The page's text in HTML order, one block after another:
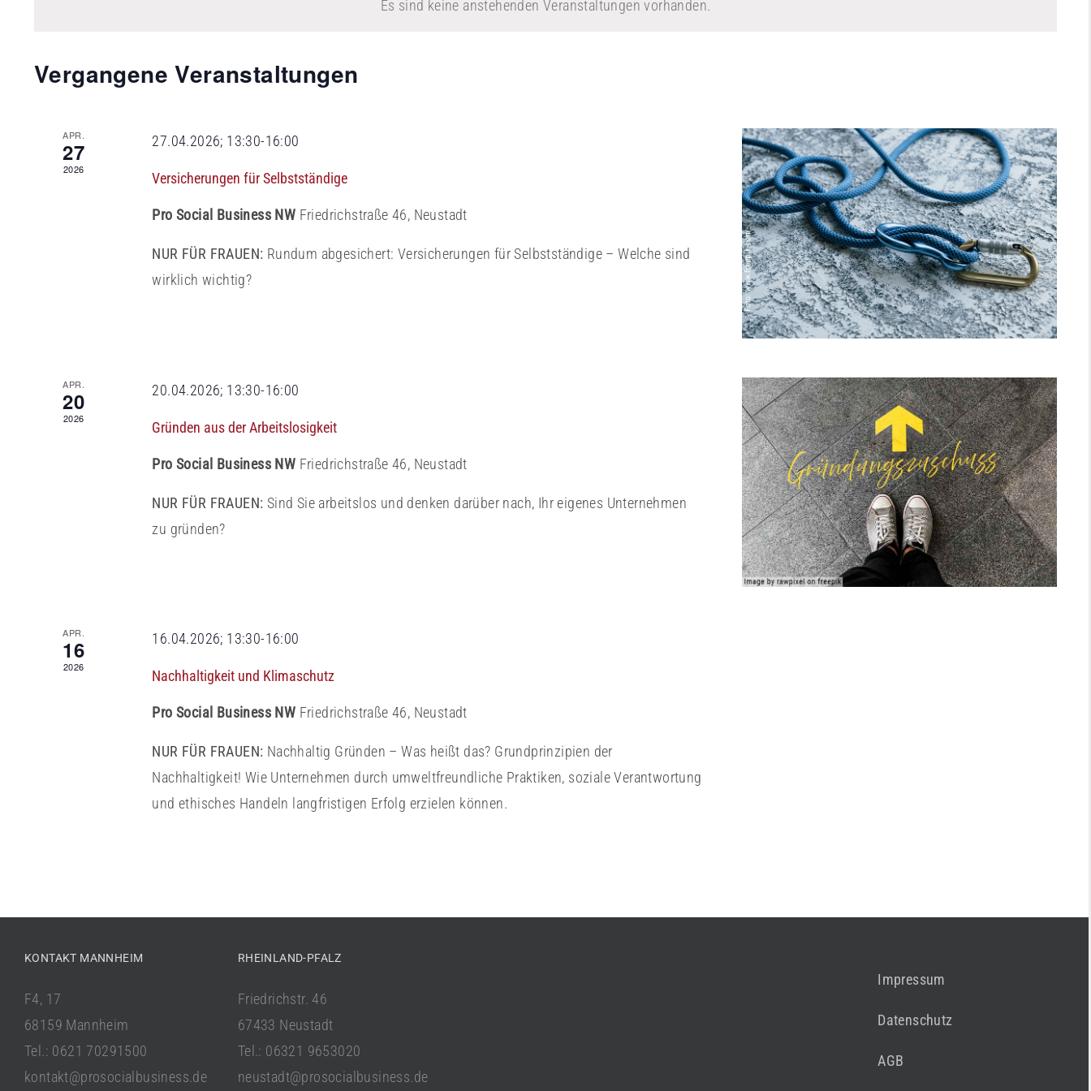
Es sind keine anstehenden Veranstaltungen vorhanden.
Vergangene Veranstaltungen
APR.
27
2026
27.04.2026; 13:30-16:00
Versicherungen für Selbstständige
Pro Social Business NW Friedrichstraße 46, Neustadt
NUR FÜR FRAUEN: Rundum abgesichert: Versicherungen für Selbstständige – Welche sind
wirklich wichtig?
APR.
20
2026
20.04.2026; 13:30-16:00
Gründen aus der Arbeitslosigkeit
Pro Social Business NW Friedrichstraße 46, Neustadt
NUR FÜR FRAUEN: Sind Sie arbeitslos und denken darüber nach, Ihr eigenes Unternehmen
zu gründen?
APR.
16
2026
16.04.2026; 13:30-16:00
Nachhaltigkeit und Klimaschutz
Pro Social Business NW Friedrichstraße 46, Neustadt
NUR FÜR FRAUEN: Nachhaltig Gründen – Was heißt das? Grundprinzipien der
Nachhaltigkeit! Wie Unternehmen durch umweltfreundliche Praktiken, soziale Verantwortung
und ethisches Handeln langfristigen Erfolg erzielen können.
KONTAKT MANNHEIM
F4, 17
68159 Mannheim
Tel.: 0621 70291500
kontakt@prosocialbusiness.de
RHEINLAND-PFALZ
Friedrichstr. 46
67433 Neustadt
Tel.: 06321 9653020
neustadt@prosocialbusiness.de
Impressum
Datenschutz
AGB